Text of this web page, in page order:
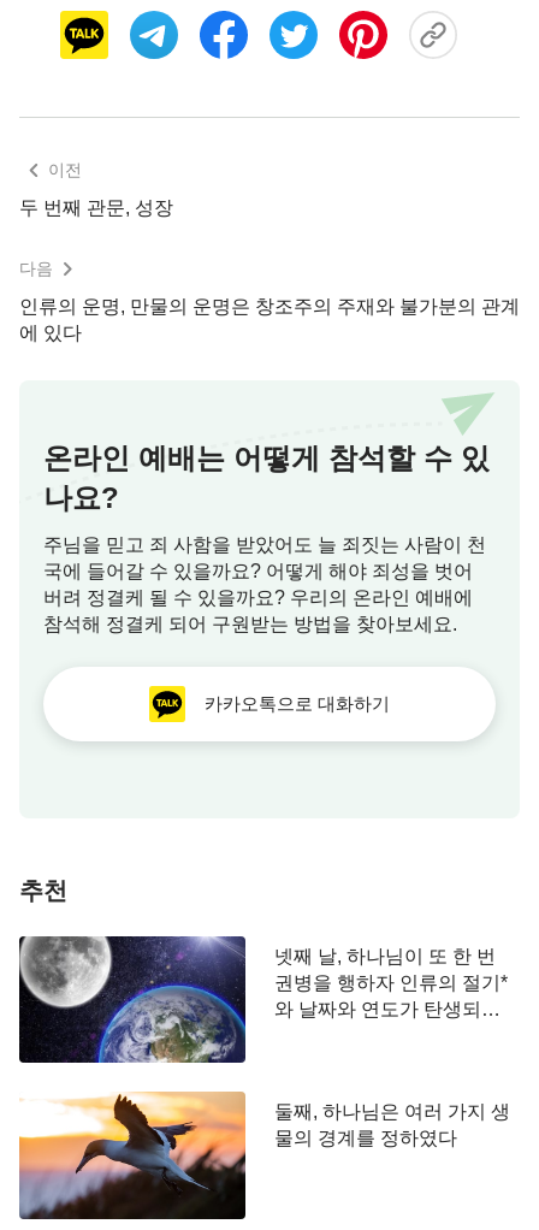
모두의 사랑을 받는 사람으로 태어나고 싶어 한다.
모, 성별, 심지어 출생 시간까지 자신이 가지고 태어
난 것에 큰 불만을 느낀다. 하지만 왜 그런 가정에 태
알지 못한다. 어디에서 태어나든, 어떤 외모로 태어
나든, 사람이 창조주의 경영을 위해 주어진 역할을
수행하고 정해진 여러 가지 사명을 완수한다는 이 근
까. 창조주의 눈으로 보면 사람이 어디에서 태어나
고, 어떤 성별로 태어나고, 어떤 외모를 가지는지는
모두 일시적인 것으로, 창조주가 모든 시기의 전체
인류를 경영하는 데 사용하는 아주 작은 기호나 상징
에 불과하다. 모든 사람의 진정한 종착지와 결말은
한 시기의 출생에 의해 결정되는 것이 아니라 사람의
매 차례 사명과 창조주의 경륜이 마무리되는 시점에
창조주가 내리는 결정에 의해 좌우된다.
모든 결과에는 원인이 있고 원인이 있으면 결과가
있기 마련이라는 말처럼 한 사람의 출생은 전생과 금
다. 한 사람의 출생이 전생과 금생, 모두와 관계가 있
다면 그 사람이 태어난 곳, 집안, 성별, 외모 등 모든
요인 역시 전생과 금생, 모두와 관계가 있을 수밖에
없다. 이는 사람의 출생과 관련된 모든 요인이 전생
의 영향을 받을 뿐만 아니라 금생의 운명에 의해서도
생 배경이 각양각색인 것이다. 가난한 집에서 태어나
는 사람이 있는가 하면 부유한 집에서 태어나는 사람
이 있다. 평범한 집안에서 태어나는 사람도 있고 명
문가에서 태어나는 사람도 있다. 남쪽에서 태어나는
이전
두 번째 관문, 성장
다음
인류의 운명, 만물의 운명은 창조주의 주재와 불가분의 관계
에 있다
온라인 예배는 어떻게 참석할 수 있
나요?
주님을 믿고 죄 사함을 받았어도 늘 죄짓는 사람이 천
국에 들어갈 수 있을까요? 어떻게 해야 죄성을 벗어
버려 정결케 될 수 있을까요? 우리의 온라인 예배에
참석해 정결케 되어 구원받는 방법을 찾아보세요.
카카오톡으로 대화하기
추천
넷째 날, 하나님이 또 한 번
권병을 행하자 인류의 절기*
와 날짜와 연도가 탄생되었
둘째, 하나님은 여러 가지 생
물의 경계를 정하였다